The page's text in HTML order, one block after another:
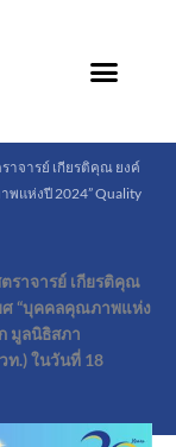
จารย์ เกียรติคุณ ยงค์
พแห่งปี 2024” Quality
าจารย์ เกียรติคุณ
ศ “บุคคลคุณภาพแห่ง
มูลนิธิสภา
ท.) ในวันที่ 18